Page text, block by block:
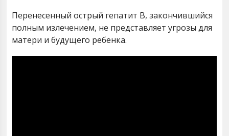
Перенесенный острый гепатит В, закончившийся
полным излечением, не представляет угрозы для
матери и будущего ребенка.